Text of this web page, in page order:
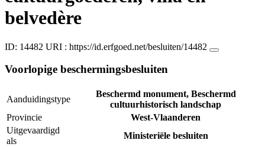
belvedère
ID: 14482 URI : https://id.erfgoed.net/besluiten/14482
Voorlopige beschermingsbesluiten
Aanduidingstype
Beschermd monument, Beschermd
cultuurhistorisch landschap
Provincie
West-Vlaanderen
Uitgevaardigd
als
Ministeriële besluiten